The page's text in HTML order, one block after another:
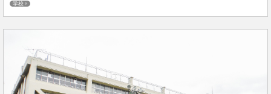
学校